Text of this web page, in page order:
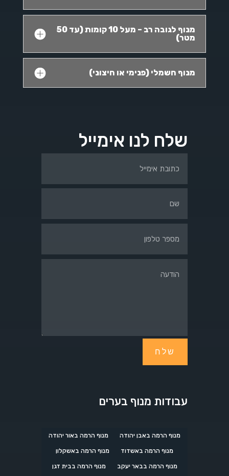
מנוף לגובה רב – מעל 10 קומות (עד 50
מטר)
מנוף חשמלי (פנימי או חיצוני)
שלח לנו אימייל
שלח
עבודות מנוף בערים
מנוף הרמה באבן יהודה מנוף הרמה באור יהודה
מנוף הרמה באשדוד מנוף הרמה באשקלון
מנוף הרמה בבאר יעקב מנוף הרמה בבית דגן